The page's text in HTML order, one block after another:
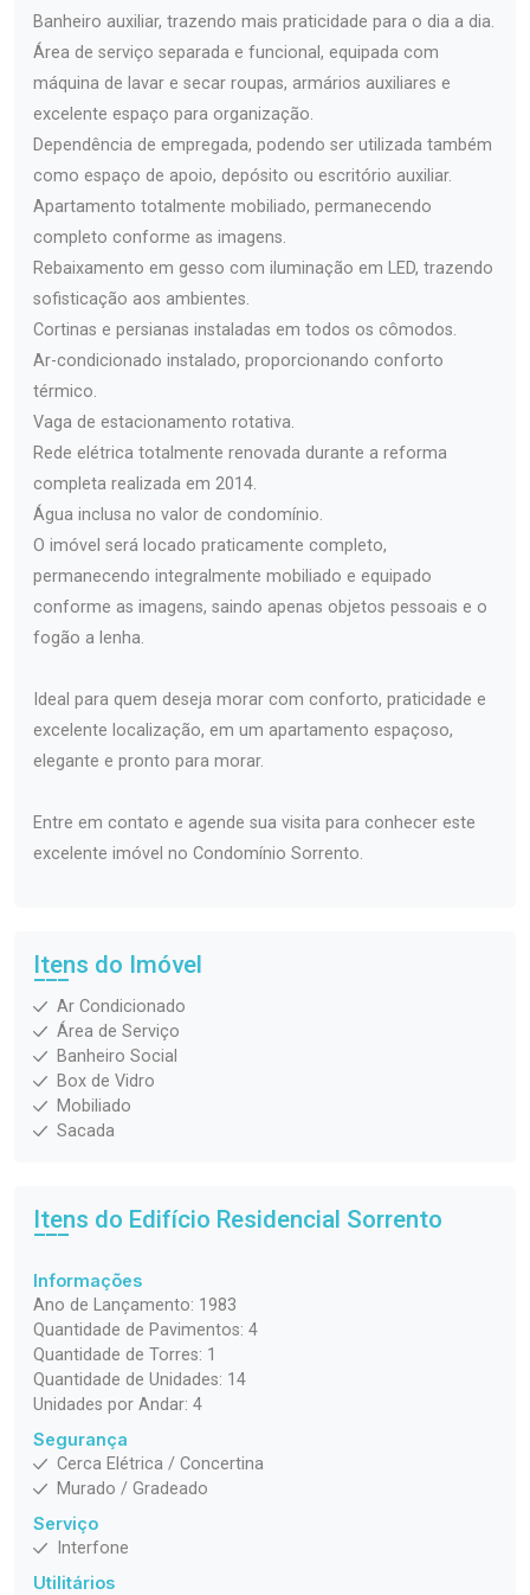
Banheiro auxiliar, trazendo mais praticidade para o dia a dia.
Área de serviço separada e funcional, equipada com
máquina de lavar e secar roupas, armários auxiliares e
excelente espaço para organização.
Dependência de empregada, podendo ser utilizada também
como espaço de apoio, depósito ou escritório auxiliar.
Apartamento totalmente mobiliado, permanecendo
completo conforme as imagens.
Rebaixamento em gesso com iluminação em LED, trazendo
sofisticação aos ambientes.
Cortinas e persianas instaladas em todos os cômodos.
Ar-condicionado instalado, proporcionando conforto
térmico.
Vaga de estacionamento rotativa.
Rede elétrica totalmente renovada durante a reforma
completa realizada em 2014.
Água inclusa no valor de condomínio.
O imóvel será locado praticamente completo,
permanecendo integralmente mobiliado e equipado
conforme as imagens, saindo apenas objetos pessoais e o
fogão a lenha.
Ideal para quem deseja morar com conforto, praticidade e
excelente localização, em um apartamento espaçoso,
elegante e pronto para morar.
Entre em contato e agende sua visita para conhecer este
excelente imóvel no Condomínio Sorrento.
Itens do Imóvel
Ar Condicionado
Área de Serviço
Banheiro Social
Box de Vidro
Mobiliado
Sacada
Itens do Edifício Residencial Sorrento
Informações
Ano de Lançamento: 1983
Quantidade de Pavimentos: 4
Quantidade de Torres: 1
Quantidade de Unidades: 14
Unidades por Andar: 4
Segurança
Cerca Elétrica / Concertina
Murado / Gradeado
Serviço
Interfone
Utilitários